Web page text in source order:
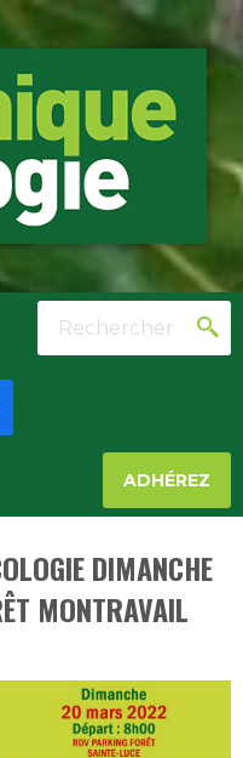
Rechercher
ADHÉREZ
DIMANCHE
MONTRAVAIL